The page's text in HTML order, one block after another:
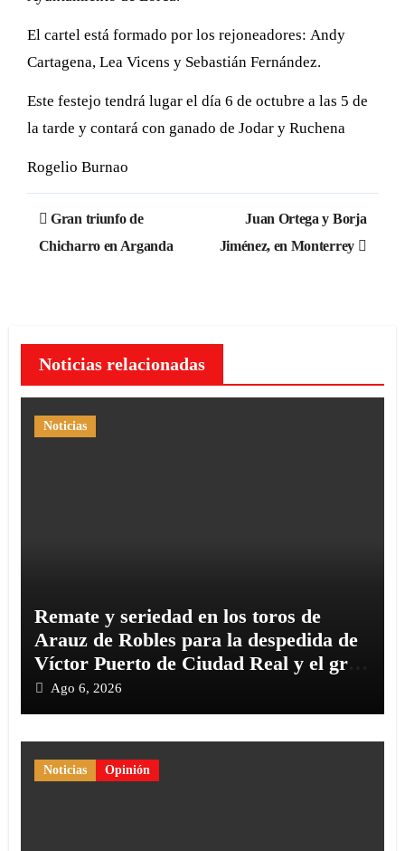
El cartel está formado por los rejoneadores: Andy
Cartagena, Lea Vicens y Sebastián Fernández.
Este festejo tendrá lugar el día 6 de octubre a las 5 de
la tarde y contará con ganado de Jodar y Ruchena
Rogelio Burnao
Navegación
de
Gran triunfo de
Chicharro en Arganda
Juan Ortega y Borja
Jiménez, en Monterrey
Noticias relacionadas
Noticias
Remate y seriedad en los toros de
Arauz de Robles para la despedida de
Víctor Puerto de Ciudad Real y el gran
momento de Luque y Navalón
Ago 6, 2026
Noticias Opinión